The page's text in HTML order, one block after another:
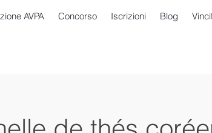
AVPA Concorso Iscrizioni Blog